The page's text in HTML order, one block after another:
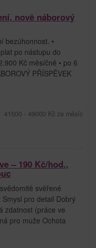
nově náborový
bezúhonnost. •
po nástupu do
Kč měsíčně • po 6
PŘÍSPĚVEK
41500 - 49000 Kč za měsíc
– 190 Kč/hod.,
svěřené
pro detail Dobrý
zdatnost (práce ve
pro muže Ochota